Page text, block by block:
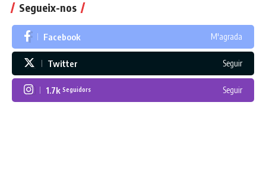
Segueix-nos
Facebook M'agrada
Twitter Seguir
1.7k Seguidors Seguir